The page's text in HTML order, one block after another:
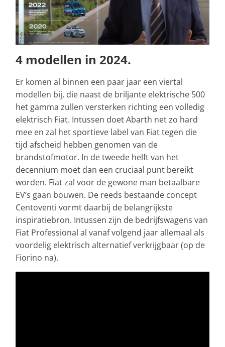
4 modellen in 2024.
Er komen al binnen een paar jaar een viertal
modellen bij, die naast de briljante elektrische 500
het gamma zullen versterken richting een volledig
elektrisch Fiat. Intussen doet Abarth net zo hard
mee en zal het sportieve label van Fiat tegen die
tijd afscheid hebben genomen van de
brandstofmotor. In de tweede helft van het
decennium moet dan een cruciaal punt bereikt
worden. Fiat zal voor de gewone man betaalbare
EV’s gaan bouwen. De reeds bestaande concept
Centoventi vormt daarbij de belangrijkste
inspiratiebron. Intussen zijn de bedrijfswagens van
Fiat Professional al vanaf volgend jaar allemaal als
voordelig elektrisch alternatief verkrijgbaar (op de
Fiorino na).